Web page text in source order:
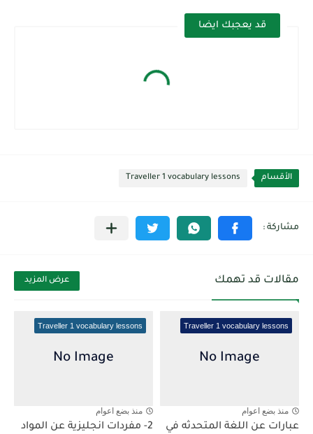
قد يعجبك ايضا
الأقسام Traveller 1 vocabulary lessons
مقالات قد تهمك عرض المزيد
Traveller 1 vocabulary lessons
منذ بضع اعوام
عبارات عن اللغة المتحدثه في
Traveller 1 vocabulary lessons
منذ بضع اعوام
2- مفردات انجليزية عن المواد